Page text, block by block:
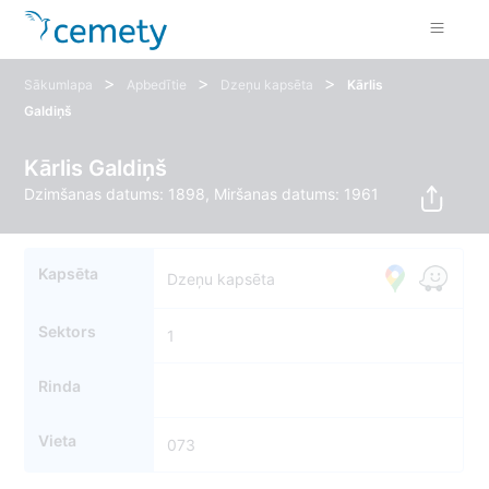
Sākumlapa > Apbedītie > Dzeņu kapsēta >
Kārlis
Galdiņš
Kārlis Galdiņš
Dzimšanas datums: 1898, Miršanas datums: 1961
Kapsēta Dzeņu kapsēta
Sektors 1
Rinda
Vieta 073